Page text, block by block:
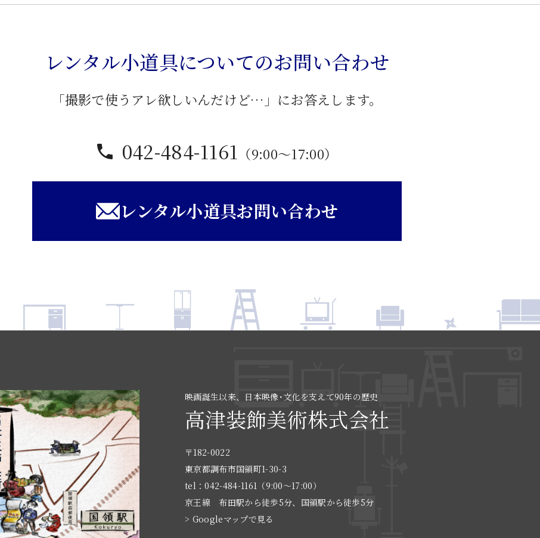
ド
箱
レンタル小道具についてのお問い合わせ
「撮影で使うアレ欲しいんだけど…」にお答えします。
042-484-1161 （9:00〜17:00）
レンタル小道具お問い合わせ
映画誕生以来、日本映像･文化を支えて90年の歴史
高津装飾美術株式会社
〒182-0022
東京都調布市国領町1-30-3
tel：042-484-1161（9:00〜17:00）
京王線 布田駅から徒歩5分、国領駅から徒歩5分
> Googleマップで見る